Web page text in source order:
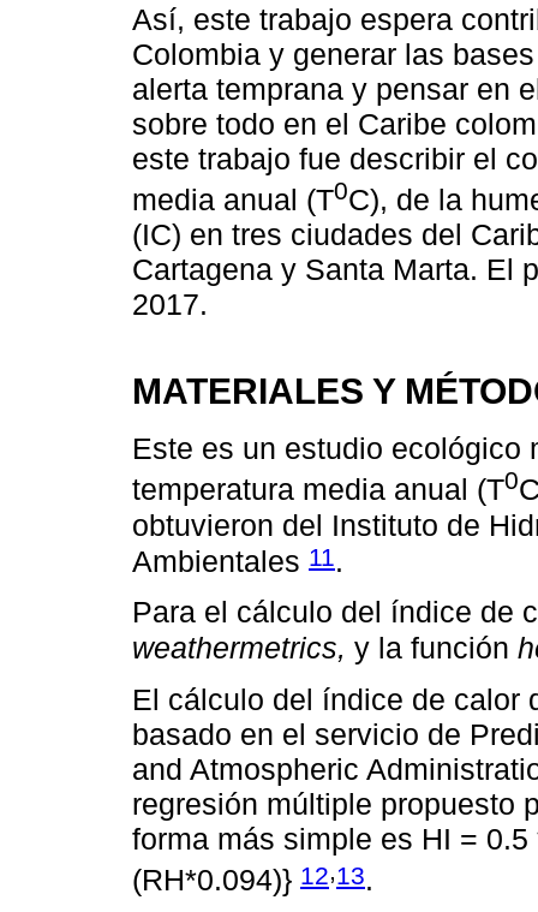
Así, este trabajo espera
Colombia y generar las
alerta temprana y pensar en
sobre todo en el Caribe
este trabajo fue describir el
media anual (T0C), de la
(IC) en tres ciudades del
Cartagena y Santa Marta. El
2017.
MATERIALES Y
Este es un estudio
temperatura media anual (T0
obtuvieron del Instituto de
Ambientales 11 .
Para el cálculo del índice de
weathermetrics, y la función
El cálculo del índice de calor
basado en el servicio de
and Atmospheric
regresión múltiple propuesto
forma más simple es HI =
(RH*0.094)} 12,13.